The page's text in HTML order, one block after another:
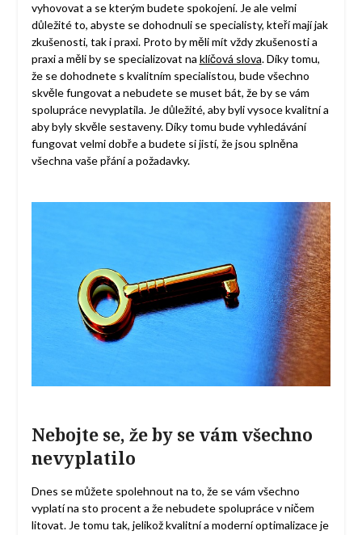
vyhovovat a se kterým budete spokojení. Je ale velmi
důležité to, abyste se dohodnuli se specialisty, kteří mají jak
zkušenosti, tak i praxi. Proto by měli mít vždy zkušenosti a
praxi a měli by se specializovat na klíčová slova. Díky tomu,
že se dohodnete s kvalitním specialistou, bude všechno
skvěle fungovat a nebudete se muset bát, že by se vám
spolupráce nevyplatila. Je důležité, aby byli vysoce kvalitní a
aby byly skvěle sestaveny. Díky tomu bude vyhledávání
fungovat velmi dobře a budete si jistí, že jsou splněna
všechna vaše přání a požadavky.
Nebojte se, že by se vám všechno
nevyplatilo
Dnes se můžete spolehnout na to, že se vám všechno
vyplatí na sto procent a že nebudete spolupráce v ničem
litovat. Je tomu tak, jelikož kvalitní a moderní optimalizace je